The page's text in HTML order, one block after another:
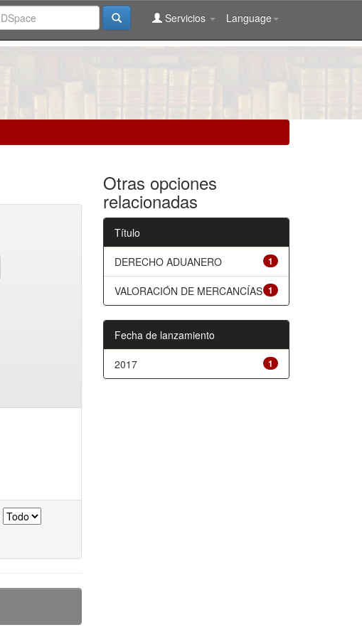
Language
Servicios
Otras opciones
relacionadas
Título
1
DERECHO ADUANERO
1
VALORACIÓN DE MERCANCÍAS
Fecha de lanzamiento
1
2017